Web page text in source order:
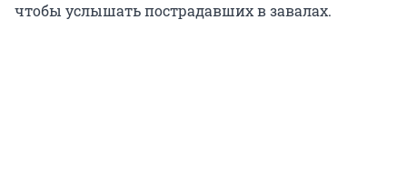
чтобы услышать пострадавших в завалах.